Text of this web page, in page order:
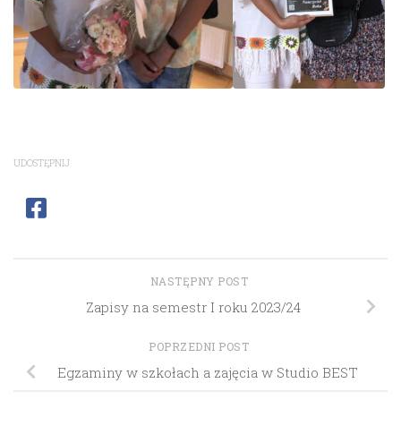
UDOSTĘPNIJ
NASTĘPNY POST
Zapisy na semestr I roku 2023/24
POPRZEDNI POST
Egzaminy w szkołach a zajęcia w Studio BEST